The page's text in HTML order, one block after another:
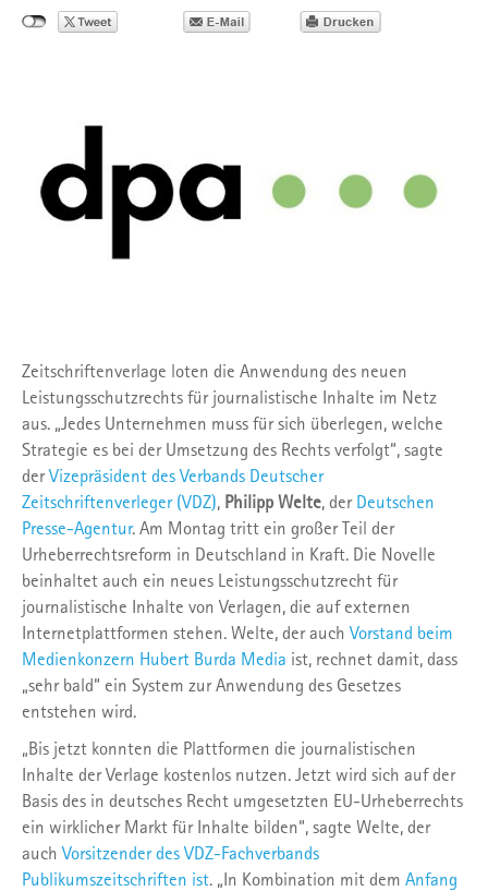
Zeitschriftenverlage loten die Anwendung des neuen
Leistungsschutzrechts für journalistische Inhalte im Netz
aus. „Jedes Unternehmen muss für sich überlegen, welche
Strategie es bei der Umsetzung des Rechts verfolgt“, sagte
derVizepräsident des Verbands Deutscher
Zeitschriftenverleger (VDZ), Philipp Welte, der Deutschen
Presse-Agentur. Am Montag tritt ein großer Teil der
Urheberrechtsreform in Deutschland in Kraft. Die Novelle
beinhaltet auch ein neues Leistungsschutzrecht für
journalistische Inhalte von Verlagen, die auf externen
Internetplattformen stehen. Welte, der auchVorstand beim
Medienkonzern Hubert Burda Media ist, rechnet damit, dass
„sehr bald“ ein System zur Anwendung des Gesetzes
entstehen wird.
„Bis jetzt konnten die Plattformen die journalistischen
Inhalte der Verlage kostenlos nutzen. Jetzt wird sich auf der
Basis des in deutsches Recht umgesetzten EU-Urheberrechts
ein wirklicher Markt für Inhalte bilden“, sagte Welte, der
auchVorsitzender des VDZ-Fachverbands
Publikumszeitschriften ist. „In Kombination mit dem Anfang